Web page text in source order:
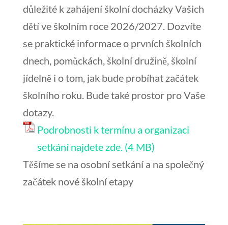
důležité k zahájení školní docházky Vašich
dětí ve školním roce 2026/2027. Dozvíte
se praktické informace o prvních školních
dnech, pomůckách, školní družině, školní
jídelně i o tom, jak bude probíhat začátek
školního roku. Bude také prostor pro Vaše
dotazy.
Podrobnosti k termínu a organizaci
setkání najdete zde.
Těšíme se na osobní setkání a na společný
začátek nové školní etapy